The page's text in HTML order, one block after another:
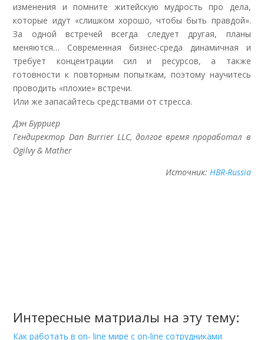
изменения и помните житейскую мудрость про дела,
которые идут «слишком хорошо, чтобы быть правдой».
За одной встречей всегда следует другая, планы
меняются… Современная бизнес-среда динамичная и
требует концентрации сил и ресурсов, а также
готовности к повторным попыткам, поэтому научитесь
проводить «плохие» встречи.
Или же запасайтесь средствами от стресса.
Дэн Бурриер
Гендиректор Dan Burrier LLC, долгое время проработал в
Ogilvy & Mather
Источник: HBR-Russia
Интересные матриалы на эту тему:
Как работать в on- line мире с on-line сотрудниками